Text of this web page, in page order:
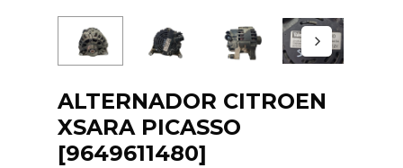
ALTERNADOR CITROEN
XSARA PICASSO
[9649611480]